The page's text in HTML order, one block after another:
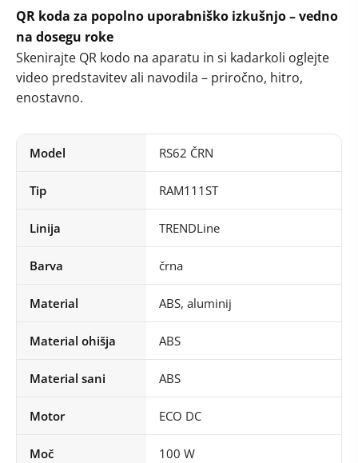
QR koda za popolno uporabniško izkušnjo – vedno
na dosegu roke
Skenirajte QR kodo na aparatu in si kadarkoli oglejte
video predstavitev ali navodila – priročno, hitro,
enostavno.
Model RS62 ČRN
Tip RAM111ST
Linija TRENDLine
Barva črna
Material ABS, aluminij
Material ohišja ABS
Material sani ABS
Motor ECO DC
Moč 100 W